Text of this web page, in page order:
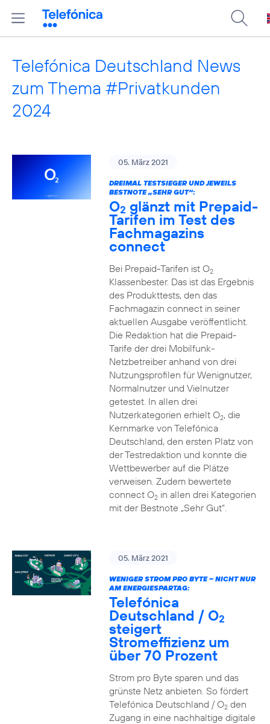
Telefónica Deutschland News
zum Thema #Privatkunden
2024
05. März 2021
DREIMAL TESTSIEGER UND JEWEILS
BESTNOTE „SEHR GUT“:
O2 glänzt mit Prepaid-
Tarifen im Test des
Fachmagazins
connect
Bei Prepaid-Tarifen ist O2
Klassenbester. Das ist das Ergebnis
des Produkttests, den das
Fachmagazin connect in seiner
aktuellen Ausgabe veröffentlicht.
Die Redaktion hat die Prepaid-
Tarife der drei Mobilfunk-
Netzbetreiber anhand von drei
Nutzungsprofilen für Wenignutzer,
Normalnutzer und Vielnutzer
getestet. In allen drei
Nutzerkategorien erhielt O2, die
Kernmarke von Telefónica
Deutschland, den ersten Platz von
der Testredaktion und konnte die
Wettbewerber auf die Plätze
verweisen. Zudem bewertete
connect O2in allen drei Kategorien
mit der Bestnote „Sehr Gut“.
05. März 2021
WENIGER STROM PRO BYTE – NICHT NUR
AM ENERGIESPARTAG:
Telefónica
Deutschland / O2
steigert
Stromeffizienz um
über 70 Prozent
Strom pro Byte sparen und das
grünste Netz anbieten. So fördert
Telefónica Deutschland / O2den
Zugang in eine nachhaltige digitale